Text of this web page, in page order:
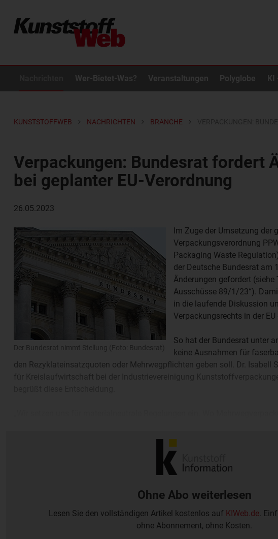
Wer-Bietet-Was? Veranstaltungen Polyglobe KI
KUNSTSTOFFWEB NACHRICHTEN BRANCHE
Verpackungen: Bundesrat fordert
bei geplanter EU-Verordnung
26.05.2023
Der Bundesrat nimmt Stellung (Foto: Bundesrat)
Im Zuge der Umsetzung der
Verpackungsverordnung
Packaging Waste
der Deutsche Bundesrat am
Änderungen gefordert (siehe
Ausschüsse 89/1/23“).
in die laufende Diskussion
Verpackungsrechts in der EU
So hat der Bundesrat unter
keine Ausnahmen für
den Rezyklateinsatzquoten oder Mehrwegpflichten geben soll. Dr. Isabell
für Kreislaufwirtschaft bei der Industrievereinigung
geben, sonst wird nur ein Einwegprodukt durch ein anderes ersetzt“,
Ohne Abo weiterlesen
Lesen Sie den vollständigen Artikel kostenlos auf KIWeb.de.
ohne Abonnement, ohne Kosten.